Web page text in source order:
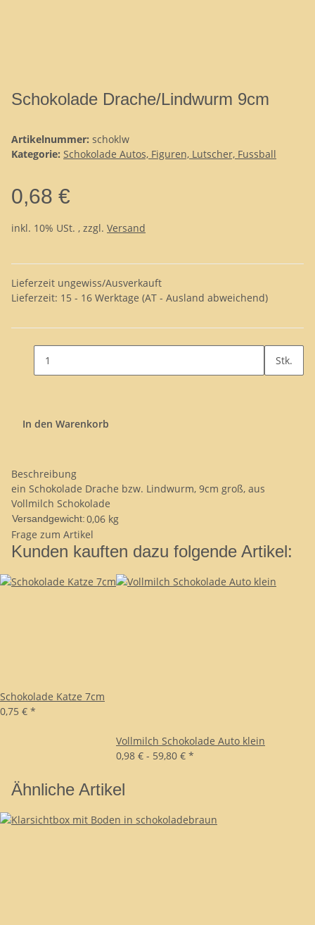
Schokolade Drache/Lindwurm 9cm
Artikelnummer: schoklw
Kategorie: Schokolade Autos, Figuren, Lutscher, Fussball
0,68 €
inkl. 10% USt. , zzgl. Versand
Lieferzeit ungewiss/Ausverkauft
Lieferzeit: 15 - 16 Werktage (AT - Ausland abweichend)
Stk.
In den Warenkorb
Beschreibung
ein Schokolade Drache bzw. Lindwurm, 9cm groß, aus
Vollmilch Schokolade
Versandgewicht:0,06 kg
Frage zum Artikel
Kunden kauften dazu folgende Artikel:
Schokolade Katze 7cm
0,75 € *
Vollmilch Schokolade Auto klein
0,98 € - 59,80 € *
Ähnliche Artikel